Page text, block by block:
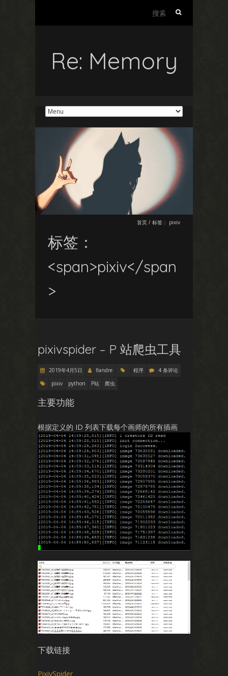
Re: Memory
首页 / 标签： pixiv
标签：
<span>pixiv</span
>
pixivspider – P 站爬虫工具
2019年4月5日 flandre 程序
4 条评论
pixiv
python P站 爬虫
主要功能
根据定义的 ID 列表下载每个画师的所有插画
下载链接
PixivSpider